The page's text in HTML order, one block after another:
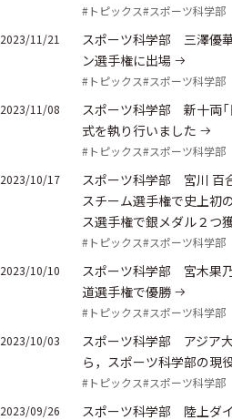
#トピックス#スポーツ科学部
2023/11/21
スポーツ科学部 三澤優華
ン選手権に出場
#トピックス#スポーツ科学部
2023/11/08
スポーツ科学部 新十両「
式を執り行いました
#トピックス#スポーツ科学部
2023/10/17
スポーツ科学部 宮川 百
スチーム選手権で史上
ス選手権で銀メダル２つ
#トピックス#スポーツ科学部
2023/10/10
スポーツ科学部 宮木果乃
道選手権で優勝
#トピックス#スポーツ科学部
2023/10/03
スポーツ科学部 アジア大
ら，スポーツ科学部の現
#トピックス#スポーツ科学部
2023/09/26
スポーツ科学部 陸上ダ